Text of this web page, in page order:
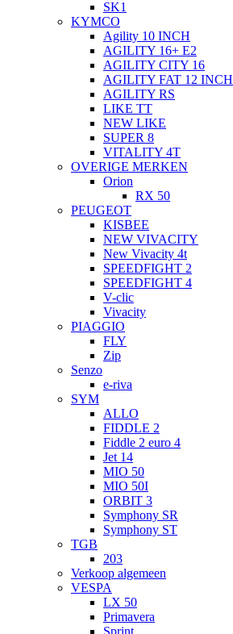
SK1
KYMCO
Agility 10 INCH
AGILITY 16+ E2
AGILITY CITY 16
AGILITY FAT 12 INCH
AGILITY RS
LIKE TT
NEW LIKE
SUPER 8
VITALITY 4T
OVERIGE MERKEN
Orion
RX 50
PEUGEOT
KISBEE
NEW VIVACITY
New Vivacity 4t
SPEEDFIGHT 2
SPEEDFIGHT 4
V-clic
Vivacity
PIAGGIO
FLY
Zip
Senzo
e-riva
SYM
ALLO
FIDDLE 2
Fiddle 2 euro 4
Jet 14
MIO 50
MIO 50I
ORBIT 3
Symphony SR
Symphony ST
TGB
203
Verkoop algemeen
VESPA
LX 50
Primavera